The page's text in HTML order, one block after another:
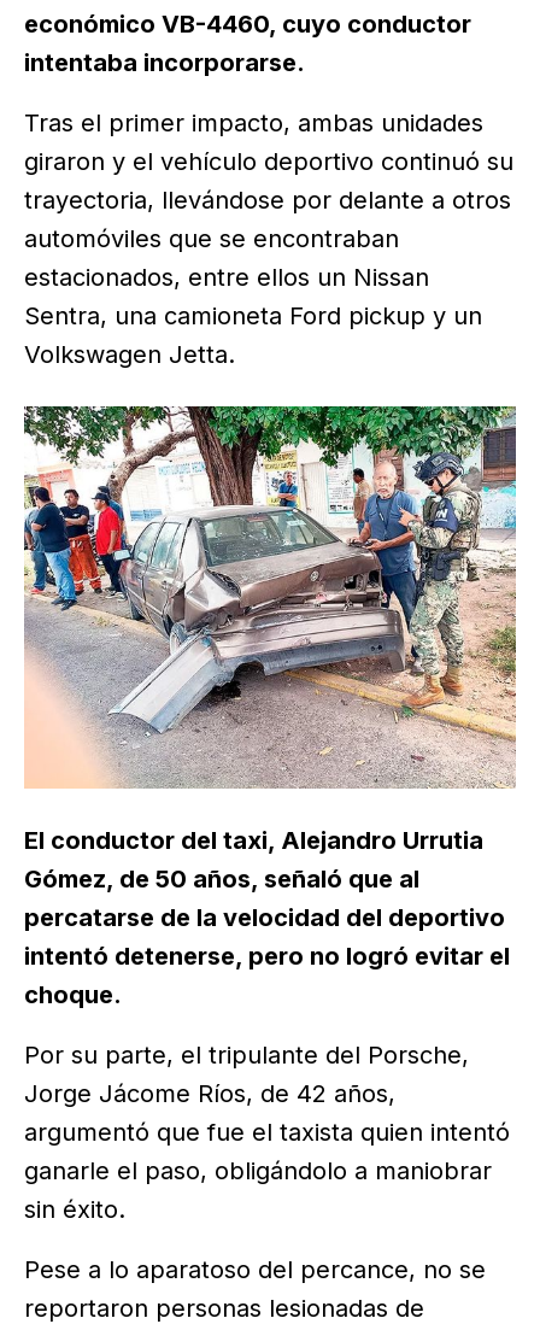
económico VB-4460, cuyo conductor
intentaba incorporarse.
Tras el primer impacto, ambas unidades
giraron y el vehículo deportivo continuó su
trayectoria, llevándose por delante a otros
automóviles que se encontraban
estacionados, entre ellos un Nissan
Sentra, una camioneta Ford pickup y un
Volkswagen Jetta.
El conductor del taxi, Alejandro Urrutia
Gómez, de 50 años, señaló que al
percatarse de la velocidad del deportivo
intentó detenerse, pero no logró evitar el
choque.
Por su parte, el tripulante del Porsche,
Jorge Jácome Ríos, de 42 años,
argumentó que fue el taxista quien intentó
ganarle el paso, obligándolo a maniobrar
sin éxito.
Pese a lo aparatoso del percance, no se
reportaron personas lesionadas de